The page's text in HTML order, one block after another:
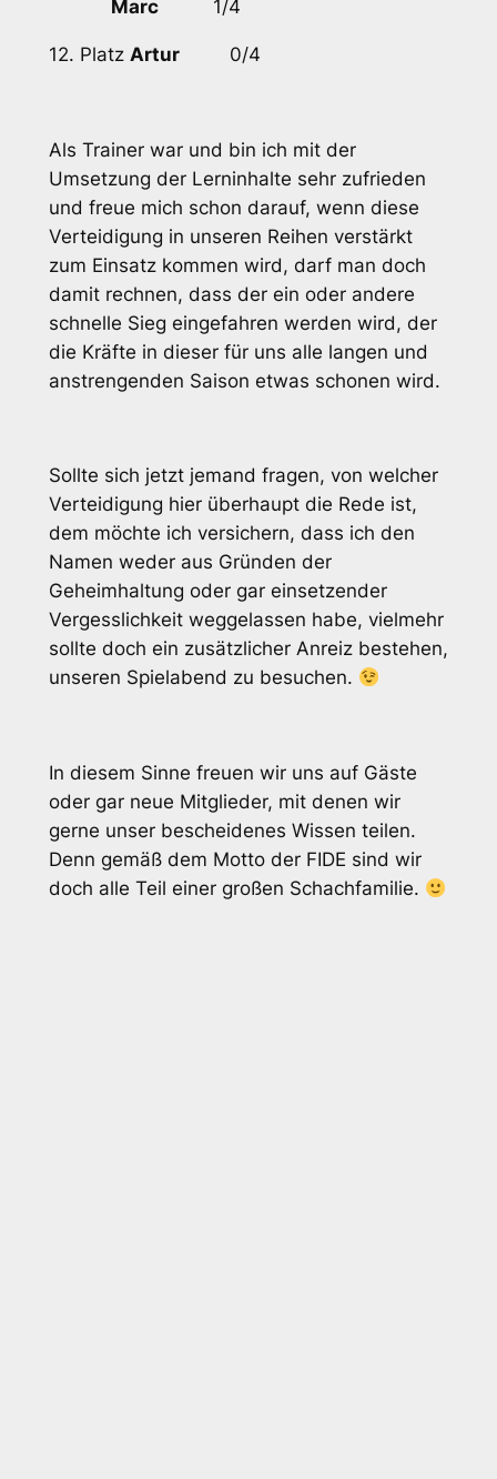
Marc 1/4
12. Platz Artur0/4
Als Trainer war und bin ich mit der
Umsetzung der Lerninhalte sehr zufrieden
und freue mich schon darauf, wenn diese
Verteidigung in unseren Reihen verstärkt
zum Einsatz kommen wird, darf man doch
damit rechnen, dass der ein oder andere
schnelle Sieg eingefahren werden wird, der
die Kräfte in dieser für uns alle langen und
anstrengenden Saison etwas schonen wird.
Sollte sich jetzt jemand fragen, von welcher
Verteidigung hier überhaupt die Rede ist,
dem möchte ich versichern, dass ich den
Namen weder aus Gründen der
Geheimhaltung oder gar einsetzender
Vergesslichkeit weggelassen habe, vielmehr
sollte doch ein zusätzlicher Anreiz bestehen,
unseren Spielabend zu besuchen.
In diesem Sinne freuen wir uns auf Gäste
oder gar neue Mitglieder, mit denen wir
gerne unser bescheidenes Wissen teilen.
Denn gemäß dem Motto der FIDE sind wir
doch alle Teil einer großen Schachfamilie.